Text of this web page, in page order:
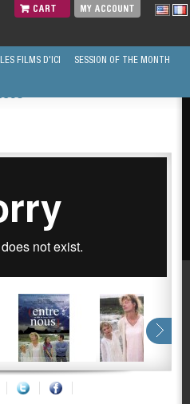
CART MY ACCOUNT
LES FILMS D'ICI SESSION OF THE MONTH